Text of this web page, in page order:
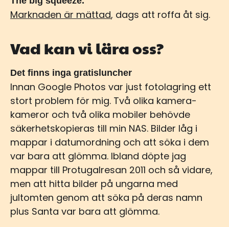
Marknaden är mättad, dags att roffa åt sig.
Vad kan vi lära oss?
Det finns inga gratisluncher
Innan Google Photos var just fotolagring ett
stort problem för mig. Två olika kamera-
kameror och två olika mobiler behövde
säkerhetskopieras till min NAS. Bilder låg i
mappar i datumordning och att söka i dem
var bara att glömma. Ibland döpte jag
mappar till Protugalresan 2011 och så vidare,
men att hitta bilder på ungarna med
jultomten genom att söka på deras namn
plus Santa var bara att glömma.